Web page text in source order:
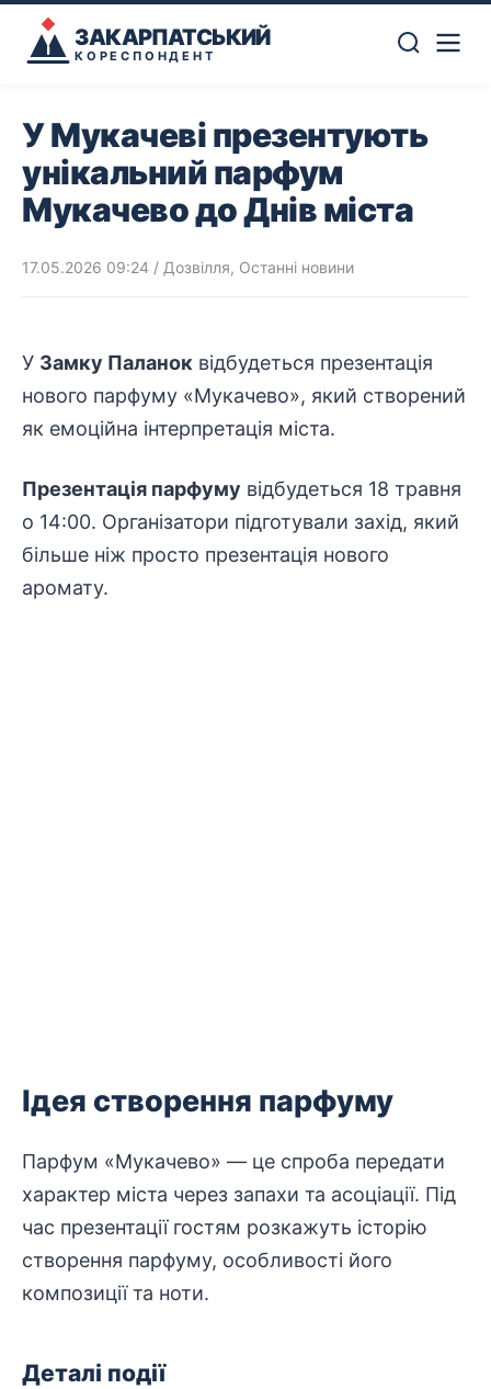
ЗАКАРПАТСЬКИЙ
КОРЕСПОНДЕНТ
У Мукачеві презентують
унікальний парфум
Мукачево до Днів міста
17.05.2026 09:24 / Дозвілля, Останні новини
У Замку Паланок відбудеться презентація
нового парфуму «Мукачево», який створений
як емоційна інтерпретація міста.
Презентація парфуму відбудеться 18 травня
о 14:00. Організатори підготували захід, який
більше ніж просто презентація нового
аромату.
Ідея створення парфуму
Парфум «Мукачево» — це спроба передати
характер міста через запахи та асоціації. Під
час презентації гостям розкажуть історію
створення парфуму, особливості його
композиції та ноти.
Деталі події